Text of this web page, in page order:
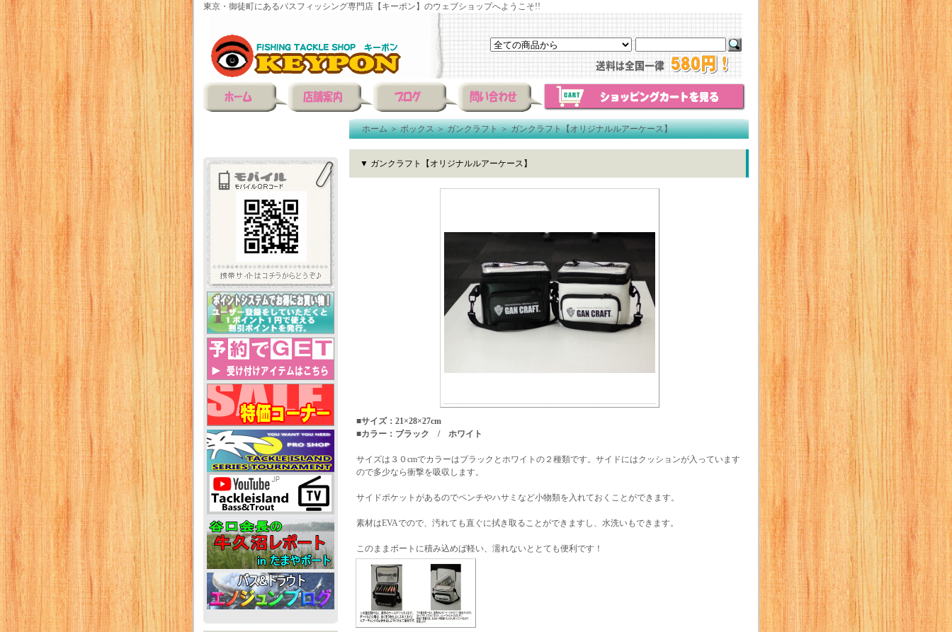
東京・御徒町にあるバスフィッシング専門店【キーポン】のウェブショップへようこそ!!
ホーム＞ボックス＞ガンクラフト＞ガンクラフト【オリジナルルアーケース】
▼ ガンクラフト【オリジナルルアーケース】
■サイズ：21×28×27cm
■カラー：ブラック / ホワイト
サイズは３０cmでカラーはブラックとホワイトの２種類です。サイドにはクッションが入っています
ので多少なら衝撃を吸収します。
サイドポケットがあるのでペンチやハサミなど小物類を入れておくことができます。
素材はEVAでので、汚れても直ぐに拭き取ることができますし、水洗いもできます。
このままボートに積み込めば軽い、濡れないととても便利です！